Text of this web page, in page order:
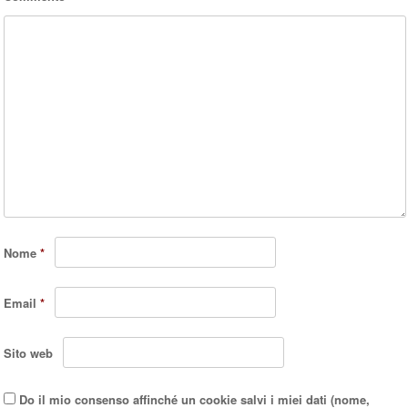
Nome*
Email*
Sito web
Do il mio consenso affinché un cookie salvi i miei dati (nome,